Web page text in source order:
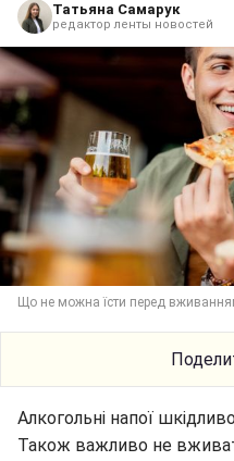
Татьяна Самарук
редактор ленты новостей
Що не можна їсти перед
Алкогольні напої
Також важливо не